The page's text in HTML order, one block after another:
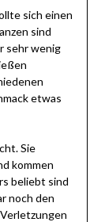
sich einen
sind
sehr wenig
etwas
Sie
kommen
beliebt sind
noch den